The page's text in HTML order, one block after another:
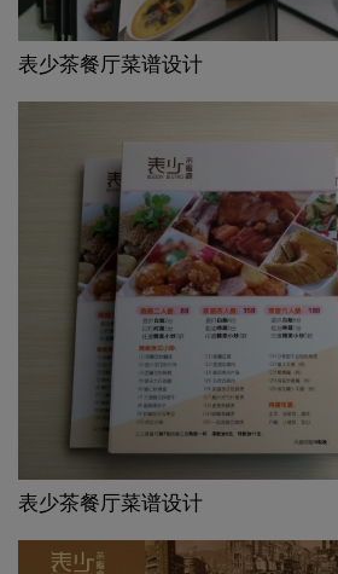
表少茶餐厅菜谱设计
表少茶餐厅菜谱设计